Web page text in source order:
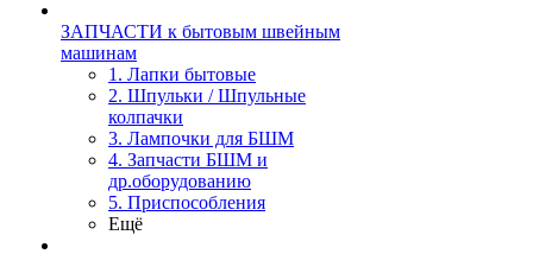
ЗАПЧАСТИ к бытовым швейным
машинам
1. Лапки бытовые
2. Шпульки / Шпульные
колпачки
3. Лампочки для БШМ
4. Запчасти БШМ и
др.оборудованию
5. Приспособления
Ещё